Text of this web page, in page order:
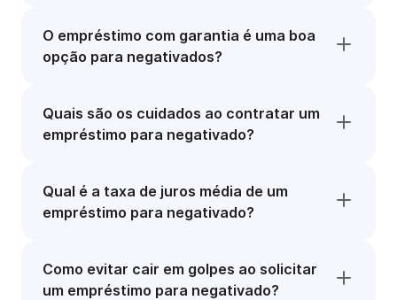
O empréstimo com garantia é uma boa
opção para negativados?
Quais são os cuidados ao contratar um
empréstimo para negativado?
Qual é a taxa de juros média de um
empréstimo para negativado?
Como evitar cair em golpes ao solicitar
um empréstimo para negativado?